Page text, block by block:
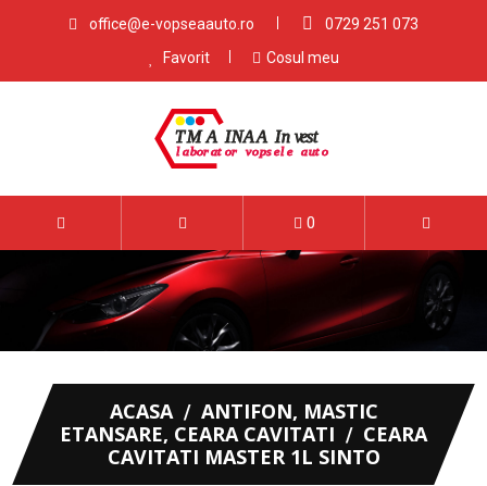
office@e-vopseaauto.ro
0729 251 073
Favorit
Cosul meu
0
ACASA
ANTIFON, MASTIC
ETANSARE, CEARA CAVITATI
CEARA
CAVITATI MASTER 1L SINTO